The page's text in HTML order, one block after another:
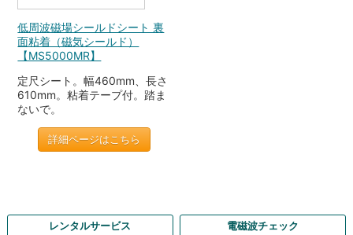
低周波磁場シールドシート 裏
面粘着（磁気シールド）
【MS5000MR】
定尺シート。幅460mm、長さ
610mm。粘着テープ付。踏ま
ないで。
詳細ページはこちら
レンタルサービス 電磁波チェック